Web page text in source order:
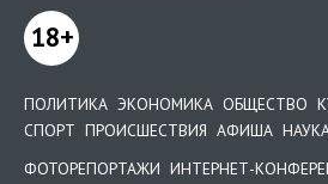
18+
ПОЛИТИКА ЭКОНОМИКА ОБЩЕСТВО
СПОРТ ПРОИСШЕСТВИЯ АФИША
ФОТОРЕПОРТАЖИ ИНТЕРНЕТ-